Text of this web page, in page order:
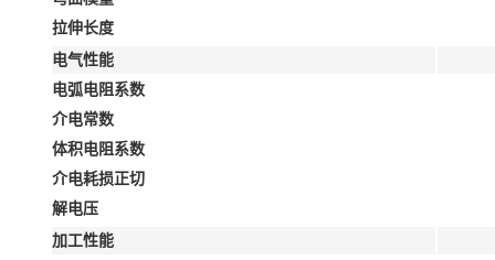
拉伸长度
电气性能
电弧电阻系数
介电常数
体积电阻系数
介电耗损正切
解电压
加工性能